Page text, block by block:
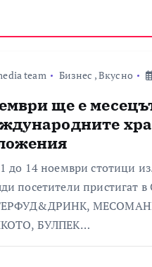
team Бизнес ,Вкусно
ще е
до 14 ноември стотици
посетители пристигат
БУЛПЕК…